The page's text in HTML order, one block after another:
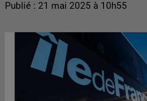
Publié : 21 mai 2025 à 10h55